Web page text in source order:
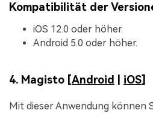
Kompatibilität der
iOS 12.0 oder höher.
Android 5.0 oder höher.
4. Magisto [Android iOS]
Mit dieser Anwendung können